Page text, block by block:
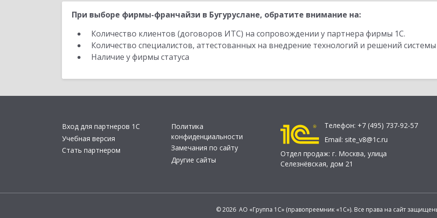
При выборе фирмы-франчайзи в Бугуруслане, обратите внимание на:
Количество клиентов (договоров ИТС) на сопровождении у партнера фирмы 1С.
Количество специалистов, аттестованных на внедрение технологий и решений
Наличие у фирмы статуса
Вход для партнеров 1С
Учебная версия
Стать партнером
Политика
конфиденциальности
Замечания по сайту
Другие сайты
Телефон: +7 (495) 737-92-57
Email: site_v8@1c.ru
Отдел продаж: г. Москва, улица
Селезнёвская, дом 21
© 2026 АО «Группа 1С» (правопреемник «1С»). Все права на сайт